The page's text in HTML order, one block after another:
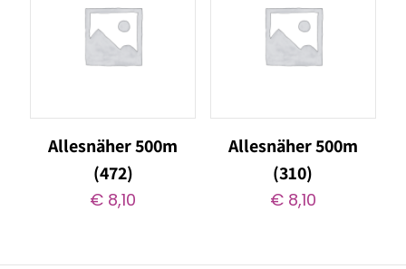
Allesnäher 500m
(472)
€ 8,10
Allesnäher 500m
(310)
€8,10